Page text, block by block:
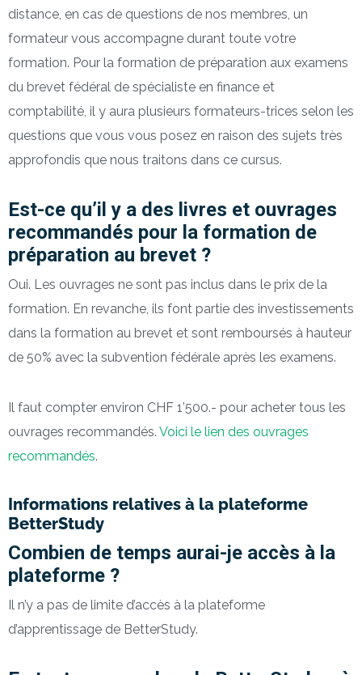
distance, en cas de questions de nos membres, un
formateur vous accompagne durant toute votre
formation. Pour la formation de préparation aux examens
du brevet fédéral de spécialiste en finance et
comptabilité, il y aura plusieurs formateurs-trices selon les
questions que vous vous posez en raison des sujets très
approfondis que nous traitons dans ce cursus.
Est-ce qu’il y a des livres et ouvrages
recommandés pour la formation de
préparation au brevet ?
Oui. Les ouvrages ne sont pas inclus dans le prix de la
formation. En revanche, ils font partie des investissements
dans la formation au brevet et sont remboursés à hauteur
de 50% avec la subvention fédérale après les examens.
Il faut compter environ CHF 1’500.- pour acheter tous les
ouvrages recommandés. Voici le lien des ouvrages
recommandés.
Informations relatives à la plateforme
BetterStudy
Combien de temps aurai-je accès à la
plateforme ?
Il n’y a pas de limite d’accès à la plateforme
d’apprentissage de BetterStudy.